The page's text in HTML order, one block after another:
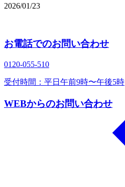
2026/01/23
お電話でのお問い合わせ
0120‐055‐510
受付時間：平日午前9時〜午後5時
WEBからのお問い合わせ